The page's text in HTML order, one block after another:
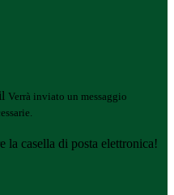
Verrà inviato un messaggio
la casella di posta elettronica!